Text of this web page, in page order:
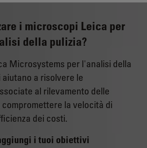
i microscopi Leica per
della pulizia?
Microsystems per l'analisi della
a risolvere le
al rilevamento delle
la velocità di
dei costi.
i tuoi obiettivi